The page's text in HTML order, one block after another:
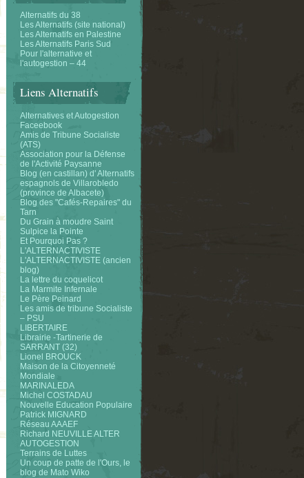
Alternatifs du 38
Les Alternatifs (site national)
Les Alternatifs en Palestine
Les Alternatifs Paris Sud
Pour l'alternative et
l'autogestion – 44
Liens Alternatifs
Alternatives et Autogestion
Faceebook
Amis de Tribune Socialiste
(ATS)
Association pour la Défense
de l'Activité Paysanne
Blog (en castillan) d' Alternatifs
espagnols de Villarobledo
(province de Albacete)
Blog des "Cafés-Repaires" du
Tarn
Du Grain à moudre Saint
Sulpice la Pointe
Et Pourquoi Pas ?
L'ALTERNACTIVISTE
L'ALTERNACTIVISTE (ancien
blog)
La lettre du coquelicot
La Marmite Infernale
Le Père Peinard
Les amis de tribune Socialiste
– PSU
LIBERTAIRE
Librairie -Tartinerie de
SARRANT (32)
Lionel BROUCK
Maison de la Citoyenneté
Mondiale
MARINALEDA
Michel COSTADAU
Nouvelle Education Populaire
Patrick MIGNARD
Réseau AAAEF
Richard NEUVILLE ALTER
AUTOGESTION
Terrains de Luttes
Un coup de patte de l'Ours, le
blog de Mato Wiko